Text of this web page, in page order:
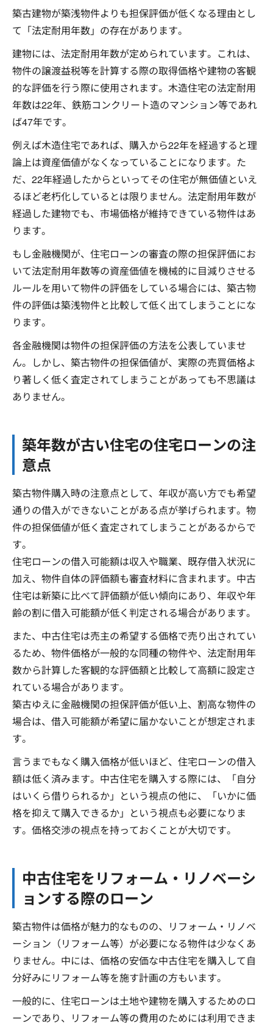
築古建物が築浅物件よりも担保評価が低くなる理由とし
て「法定耐用年数」の存在があります。
建物には、法定耐用年数が定められています。これは、
物件の譲渡益税等を計算する際の取得価格や建物の客観
的な評価を行う際に使用されます。木造住宅の法定耐用
年数は22年、鉄筋コンクリート造のマンション等であれ
ば47年です。
例えば木造住宅であれば、購入から22年を経過すると理
論上は資産価値がなくなっていることになります。た
だ、22年経過したからといってその住宅が無価値といえ
るほど老朽化しているとは限りません。法定耐用年数が
経過した建物でも、市場価格が維持できている物件はあ
ります。
もし金融機関が、住宅ローンの審査の際の担保評価にお
いて法定耐用年数等の資産価値を機械的に目減りさせる
ルールを用いて物件の評価をしている場合には、築古物
件の評価は築浅物件と比較して低く出てしまうことにな
ります。
各金融機関は物件の担保評価の方法を公表していませ
ん。しかし、築古物件の担保価値が、実際の売買価格よ
り著しく低く査定されてしまうことがあっても不思議は
ありません。
築年数が古い住宅の住宅ローンの注
意点
築古物件購入時の注意点として、年収が高い方でも希望
通りの借入ができないことがある点が挙げられます。物
件の担保価値が低く査定されてしまうことがあるからで
す。
住宅ローンの借入可能額は収入や職業、既存借入状況に
加え、物件自体の評価額も審査材料に含まれます。中古
住宅は新築に比べて評価額が低い傾向にあり、年収や年
齢の割に借入可能額が低く判定される場合があります。
また、中古住宅は売主の希望する価格で売り出されてい
るため、物件価格が一般的な同種の物件や、法定耐用年
数から計算した客観的な評価額と比較して高額に設定さ
れている場合があります。
築古ゆえに金融機関の担保評価が低い上、割高な物件の
場合は、借入可能額が希望に届かないことが想定されま
す。
言うまでもなく購入価格が低いほど、住宅ローンの借入
額は低く済みます。中古住宅を購入する際には、「自分
はいくら借りられるか」という視点の他に、「いかに価
格を抑えて購入できるか」という視点も必要になりま
す。価格交渉の視点を持っておくことが大切です。
中古住宅をリフォーム・リノベーシ
ョンする際のローン
築古物件は価格が魅力的なものの、リフォーム・リノベ
ーション（リフォーム等）が必要になる物件は少なくあ
りません。中には、価格の安価な中古住宅を購入して自
分好みにリフォーム等を施す計画の方もいます。
一般的に、住宅ローンは土地や建物を購入するためのロ
ーンであり、リフォーム等の費用のためには利用できま